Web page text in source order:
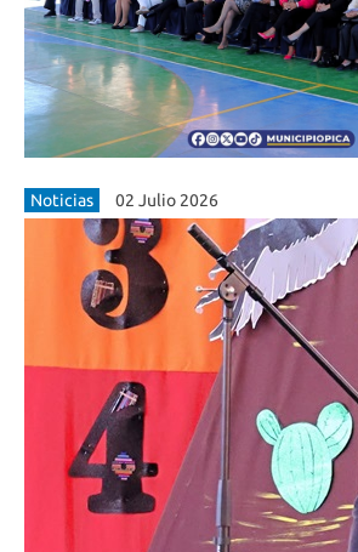
Noticias 02 Julio 2026